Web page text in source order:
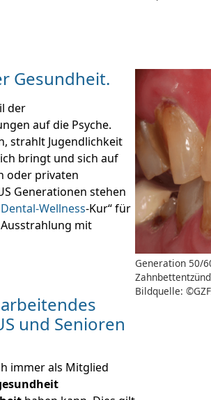
Generation 50/
Bildquelle:
Gesundheit.
der
auf die Psyche.
strahlt Jugendlichkeit
bringt und sich auf
oder privaten
Generationen stehen
Dental-Wellness-Kur“ für
mit
und Senioren
immer als Mitglied